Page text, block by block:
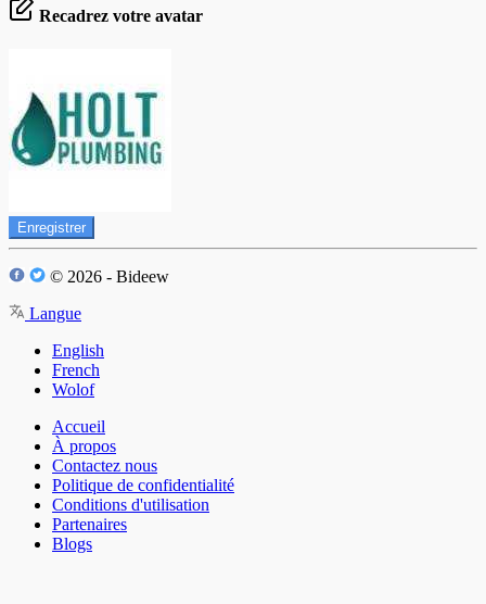
Recadrez votre avatar
Enregistrer
© 2026 - Bideew
Langue
English
French
Wolof
Accueil
À propos
Contactez nous
Politique de confidentialité
Conditions d'utilisation
Partenaires
Blogs